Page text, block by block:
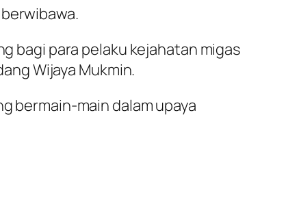
bagi para pelaku kejahatan migas
Wijaya Mukmin.
bermain-main dalam upaya